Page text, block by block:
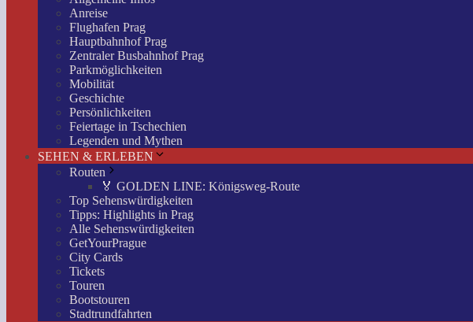
Anreise
Flughafen Prag
Hauptbahnhof Prag
Zentraler Busbahnhof Prag
Parkmöglichkeiten
Mobilität
Geschichte
Persönlichkeiten
Feiertage in Tschechien
Legenden und Mythen
SEHEN & ERLEBEN
Routen
🏅 GOLDEN LINE: Königsweg-Route
Top Sehenswürdigkeiten
Tipps: Highlights in Prag
Alle Sehenswürdigkeiten
GetYourPrague
City Cards
Tickets
Touren
Bootstouren
Stadtrundfahrten